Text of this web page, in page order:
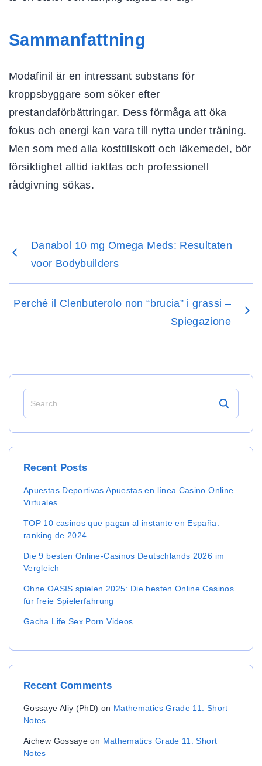
Sammanfattning
Modafinil är en intressant substans för
kroppsbyggare som söker efter
prestandaförbättringar. Dess förmåga att öka
fokus och energi kan vara till nytta under träning.
Men som med alla kosttillskott och läkemedel, bör
försiktighet alltid iakttas och professionell
rådgivning sökas.
Danabol 10 mg Omega Meds: Resultaten
voor Bodybuilders
Perché il Clenbuterolo non “brucia” i grassi –
Spiegazione
r
c
Recent Posts
Apuestas Deportivas Apuestas en línea Casino Online
Virtuales
TOP 10 casinos que pagan al instante en España:
ranking de 2024
Die 9 besten Online-Casinos Deutschlands 2026 im
Vergleich
Ohne OASIS spielen 2025: Die besten Online Casinos
für freie Spielerfahrung
Gacha Life Sex Porn Videos
Recent Comments
Gossaye Aliy (PhD) on Mathematics Grade 11: Short
Notes
Aichew Gossaye on Mathematics Grade 11: Short
Notes